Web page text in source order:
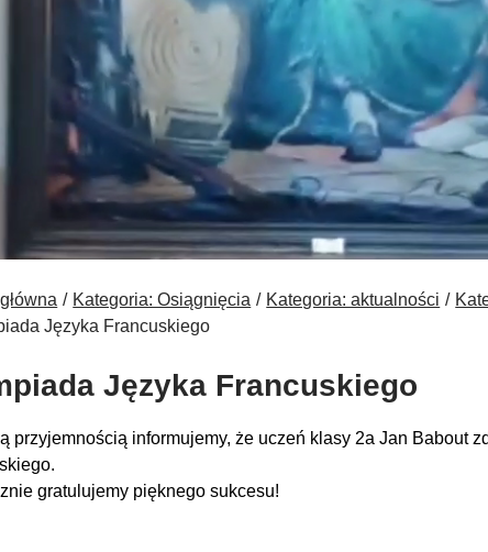
Kategoria: Osiągnięcia Kategoria: aktualności
Języka Francuskiego
Języka Francuskiego
przyjemnością informujemy, że uczeń klasy 2a Jan Babout
gratulujemy pięknego sukcesu!